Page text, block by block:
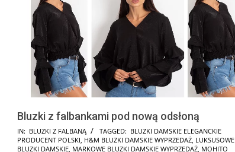
Bluzki z falbankami pod nową odsłoną
2024-
11-
IN: BLUZKI Z FALBANĄ TAGGED: BLUZKI DAMSKIE ELEGANCKIE
PRODUCENT POLSKI H&M BLUZKI DAMSKIE WYPRZEDAŻ LUKSUSOWE
BLUZKI DAMSKIE MARKOWE BLUZKI DAMSKIE WYPRZEDAŻ MOHITO